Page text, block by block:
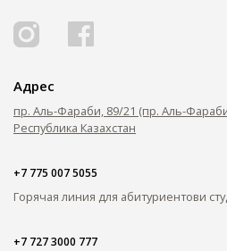
Адрес
пр. Аль-Фараби, 89/21 (пр. Аль-
Республика Казахстан
+7 775 007 5055
Горячая линия для абитуриентови
+7 727 3000 777